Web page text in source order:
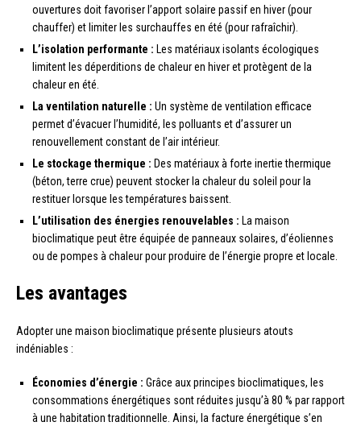
ouvertures doit favoriser l’apport solaire passif en hiver (pour
chauffer) et limiter les surchauffes en été (pour rafraîchir).
L’isolation performante : Les matériaux isolants écologiques
limitent les déperditions de chaleur en hiver et protègent de la
chaleur en été.
La ventilation naturelle : Un système de ventilation efficace
permet d’évacuer l’humidité, les polluants et d’assurer un
renouvellement constant de l’air intérieur.
Le stockage thermique : Des matériaux à forte inertie thermique
(béton, terre crue) peuvent stocker la chaleur du soleil pour la
restituer lorsque les températures baissent.
L’utilisation des énergies renouvelables : La maison
bioclimatique peut être équipée de panneaux solaires, d’éoliennes
ou de pompes à chaleur pour produire de l’énergie propre et locale.
Les avantages
Adopter une maison bioclimatique présente plusieurs atouts
indéniables :
Économies d’énergie : Grâce aux principes bioclimatiques, les
consommations énergétiques sont réduites jusqu’à 80 % par rapport
à une habitation traditionnelle. Ainsi, la facture énergétique s’en